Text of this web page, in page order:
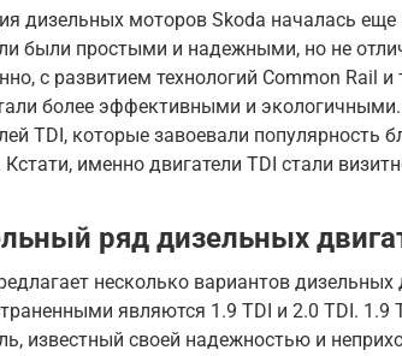
дизельных моторов Skoda началась еще
были простыми и надежными, но не
с развитием технологий Common Rail
более эффективными и
TDI, которые завоевали популярность
Кстати, именно двигатели TDI стали
ряд дизельных
несколько вариантов дизельных
являются 1.9 TDI и 2.0 TDI.
известный своей надежностью и